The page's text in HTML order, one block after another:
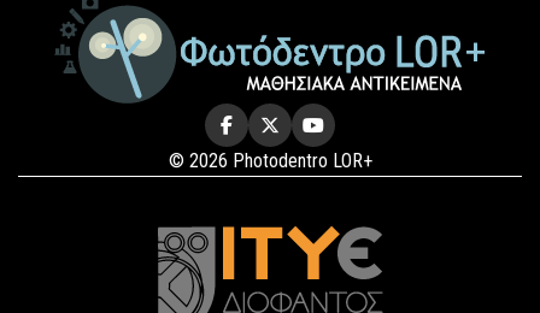
© 2026 Photodentro LOR+